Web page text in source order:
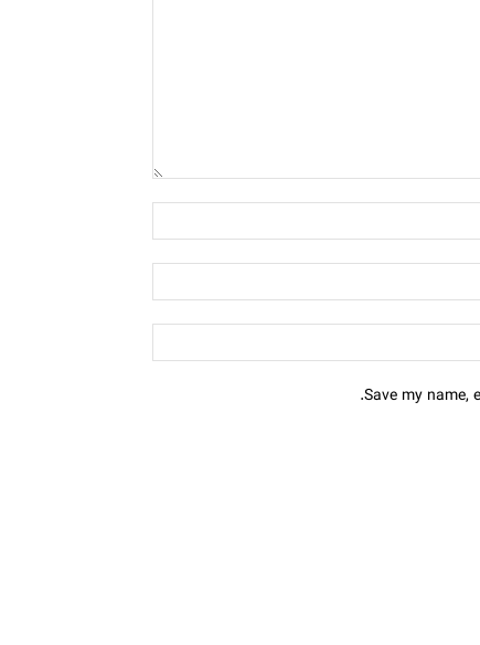
Save my name,